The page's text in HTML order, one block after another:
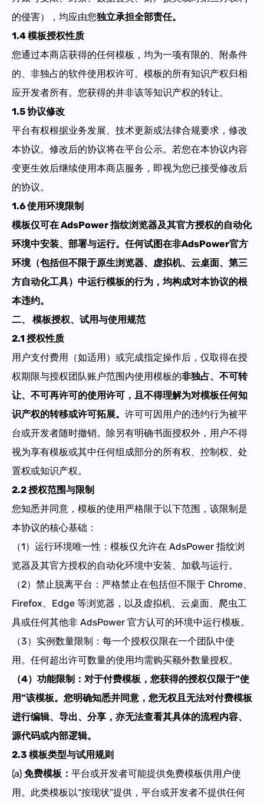
的侵害），均应由您独立承担全部责任。
1.4 模板授权性质
您通过本商店获得的任何模板，均为一项有限的、附条件
的、非独占的软件使用权许可。模板的所有知识产权归相
应开发者所有。您获得的并非该等知识产权的转让。
1.5 协议修改
平台有权根据业务发展、技术更新或法律合规要求，修改
本协议。修改后的协议将在平台公示。若您在本协议内容
变更生效后继续使用本商店服务，即视为您已接受修改后
的协议。
1.6 使用环境限制
模板仅可在 AdsPower 指纹浏览器及其官方授权的自动化
环境中安装、部署与运行。任何试图在非AdsPower官方
环境（包括但不限于原生浏览器、虚拟机、云桌面、第三
方自动化工具）中运行模板的行为，均构成对本协议的根
本违约。
二、 模板授权、试用与使用规范
2.1 授权性质
用户支付费用（如适用）或完成指定操作后，仅取得在授
权期限与授权团队账户范围内使用模板的非独占、不可转
让、不可再许可的使用许可，且不得理解为对模板任何知
识产权的转移或许可拓展。 许可可因用户的违约行为被平
台或开发者随时撤销。除另有明确书面授权外，用户不得
视为享有模板或其中任何组成部分的所有权、控制权、处
置权或知识产权。
2.2 授权范围与限制
您知悉并同意，模板的使用严格限于以下范围，该限制是
本协议的核心基础：
（1）运行环境唯一性：模板仅允许在 AdsPower 指纹浏
览器及其官方授权的自动化环境中安装、加载与运行。
（2）禁止脱离平台：严格禁止在包括但不限于 Chrome、
Firefox、Edge 等浏览器，以及虚拟机、云桌面、爬虫工
具或任何其他非 AdsPower 官方认可的环境中运行模板。
（3）实例数量限制：每一个授权仅限在一个团队中使
用。任何超出许可数量的使用均需购买额外数量授权。
（4）功能限制：对于付费模板，您获得的授权仅限于“使
用”该模板。您明确知悉并同意，您无权且无法对付费模板
进行编辑、导出、 分享，亦无法查看其具体的流程内容、
源代码或内部逻辑。
2.3 模板类型与试用规则
(a) 免费模板 ： 平台或开发者可能提供免费模板供用户使
用。此类模板以“按现状”提供，平台或开发者不提供任何